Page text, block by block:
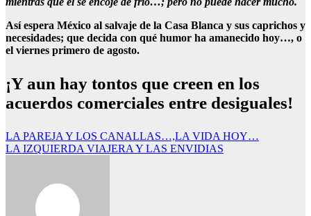
Así espera México al salvaje de la Casa Blanca y sus caprichos y
necesidades; que decida con qué humor ha amanecido hoy…, o
el viernes primero de agosto.
¡Y aun hay tontos que creen en los
acuerdos comerciales entre desiguales!
Navegación
de
LA PAREJA Y LOS CANALLAS…,LA VIDA HOY…
LA IZQUIERDA VIAJERA Y LAS ENVIDIAS